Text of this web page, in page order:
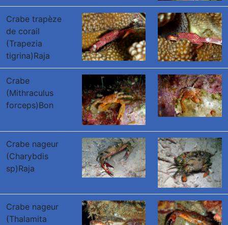
Crabe trapèze
de corail
(Trapezia
tigrina)Raja
Crabe
(Mithraculus
forceps)Bon
Crabe nageur
(Charybdis
sp)Raja
Crabe nageur
(Thalamita